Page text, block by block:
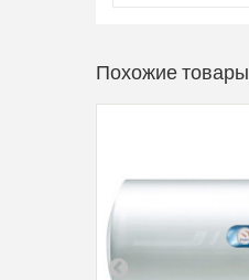
Похожие товары